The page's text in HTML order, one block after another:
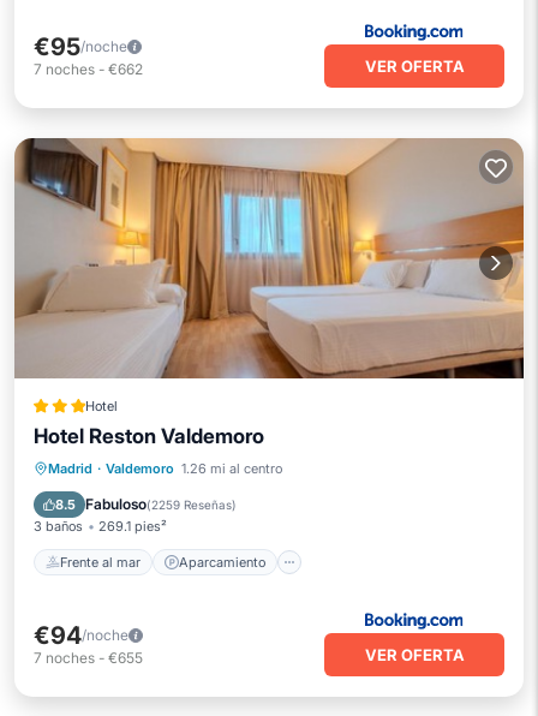
€95/noche
7 noches - €662 VER OFERTA
Hotel
Hotel Reston Valdemoro
Madrid · Valdemoro 1.26 mi al centro
8.5 Fabuloso(2259 Reseñas)
3 baños 269.1 pies²
Frente al mar Aparcamiento
Frente al mar Aparcamiento
Vista al mar
€94/noche
7 noches - €655 VER OFERTA